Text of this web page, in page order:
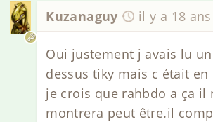
Kuzanaguy il y a 18 ans
Oui justement j avais lu
dessus tiky mais c était
je crois que rahbdo a ça il
montrera peut être.il